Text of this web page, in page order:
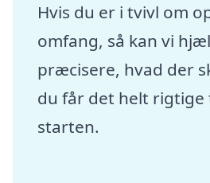
Hvis du er i tvivl om
omfang, så kan vi
præcisere, hvad der
du får det helt rigtige
starten.